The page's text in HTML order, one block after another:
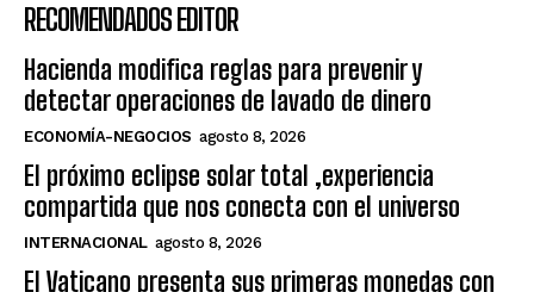
RECOMENDADOS EDITOR
Hacienda modifica reglas para prevenir y
detectar operaciones de lavado de dinero
ECONOMÍA-NEGOCIOS agosto 8, 2026
El próximo eclipse solar total ,experiencia
compartida que nos conecta con el universo
INTERNACIONAL agosto 8, 2026
El Vaticano presenta sus primeras monedas con